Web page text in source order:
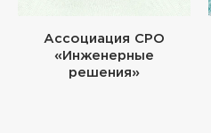
Ассоциация СРО
«Инженерные
решения»